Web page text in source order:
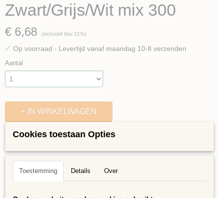
Zwart/Grijs/Wit mix 300
€ 6,68 (inclusief btw 21%)
✓ Op voorraad - Levertijd vanaf maandag 10-8 verzenden
Aantal
IN WINKELWAGEN
Bruto gewicht
0,10 Kg
Omschrijving
Keramische steentjes, Dubbelgebakken puzzelstukjes van eerste klas
Cookies toestaan Opties
Toestemming Details Over